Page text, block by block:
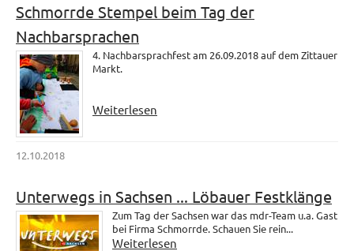
Schmorrde Stempel beim Tag der
Nachbarsprachen
4. Nachbarsprachfest am 26.09.2018 auf dem Zittauer
Markt.
Weiterlesen
12.10.2018
Unterwegs in Sachsen ... Löbauer Festklänge
Zum Tag der Sachsen war das mdr-Team u.a. Gast
bei Firma Schmorrde. Schauen Sie rein...
Weiterlesen